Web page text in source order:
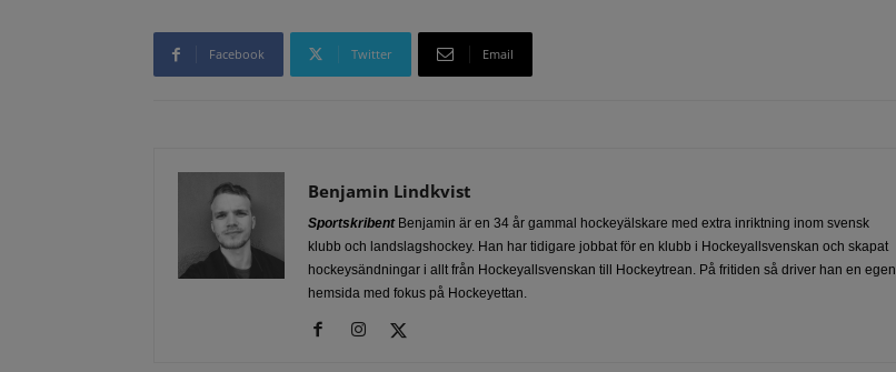
Facebook Twitter Email
Benjamin Lindkvist
SportskribentBenjamin är en 34 år gammal hockeyälskare med extra inriktning inom svensk
klubb och landslagshockey. Han har tidigare jobbat för en klubb i Hockeyallsvenskan och skapat
hockeysändningar i allt från Hockeyallsvenskan till Hockeytrean. På fritiden så driver han en egen
hemsida med fokus på Hockeyettan.